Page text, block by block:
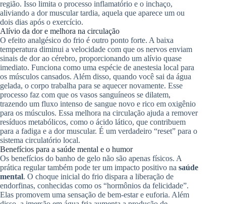
região. Isso limita o processo inflamatório e o inchaço,
aliviando a dor muscular tardia, aquela que aparece um ou
dois dias após o exercício.
Alívio da dor e melhora na circulação
O efeito analgésico do frio é outro ponto forte. A baixa
temperatura diminui a velocidade com que os nervos enviam
sinais de dor ao cérebro, proporcionando um alívio quase
imediato. Funciona como uma espécie de anestesia local para
os músculos cansados. Além disso, quando você sai da água
gelada, o corpo trabalha para se aquecer novamente. Esse
processo faz com que os vasos sanguíneos se dilatem,
trazendo um fluxo intenso de sangue novo e rico em oxigênio
para os músculos. Essa melhora na circulação ajuda a remover
resíduos metabólicos, como o ácido lático, que contribuem
para a fadiga e a dor muscular. É um verdadeiro “reset” para o
sistema circulatório local.
Benefícios para a saúde mental e o humor
Os benefícios do banho de gelo não são apenas físicos. A
prática regular também pode ter um impacto positivo na saúde
mental. O choque inicial do frio dispara a liberação de
endorfinas, conhecidas como os “hormônios da felicidade”.
Elas promovem uma sensação de bem-estar e euforia. Além